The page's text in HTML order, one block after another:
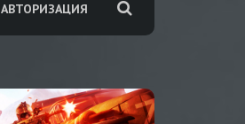
АВТОРИЗАЦИЯ